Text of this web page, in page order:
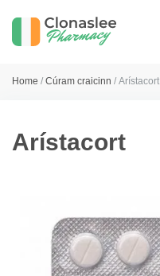
Home / Cúram craicinn / Arístacort
Arístacort